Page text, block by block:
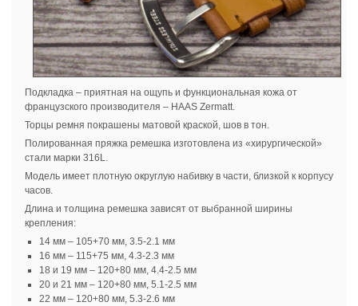
Подкладка – приятная на ощупь и функциональная кожа от
французского производителя – HAAS Zermatt.
Торцы ремня покрашены матовой краской, шов в тон.
Полированная пряжка ремешка изготовлена из «хирургической»
стали марки 316L.
Модель имеет плотную округлую набивку в части, близкой к корпусу
часов.
Длина и толщина ремешка зависят от выбранной ширины
крепления:
14 мм – 105+70 мм, 3.5-2.1 мм
16 мм – 115+75 мм, 4.3-2.3 мм
18 и 19 мм – 120+80 мм, 4.4-2.5 мм
20 и 21 мм – 120+80 мм, 5.1-2.5 мм
22 мм – 120+80 мм, 5.3-2.6 мм